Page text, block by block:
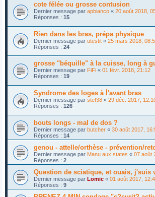
cote félée ou grosse contusion
Dernier message par apbianco « 20 août 2018,
Réponses : 15
Rien dans les bras, prépa physique
Dernier message par utestit « 25 mars 2018,
Réponses : 24
grosse "béquille" à la cuisse, long à
Dernier message par FiFi « 01 févr. 2018, 21:12
Réponses : 19
Syndrome des loges à ĺ'avant bras
Dernier message par stef38 « 29 déc. 2017,
Réponses : 126
bouts longs - mal de dos ?
Dernier message par butcher « 30 août 2017,
Réponses : 14
genou - attelle/orthèse - prévention/
Dernier message par Manu aux states « 07 août
Réponses : 2
Question de sciatique, et ouais, j'suis
Dernier message par Lomic « 01 août 2017,
Réponses : 9